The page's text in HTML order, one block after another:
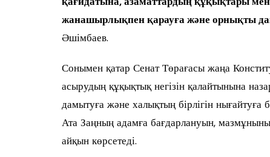
жанашырлықпен қарауға және орнықты
Әшімбаев.
Сонымен қатар Сенат Төрағасы жаңа
асырудың құқықтық негізін қалайтынына
дамытуға және халықтың бірлігін
Ата Заңның адамға бағдарлануын,
айқын көрсетеді.